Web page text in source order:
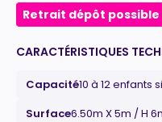
Retrait dépôt possible
CARACTÉRISTIQUES
Capacité10 à 12 enfants
Surface6.50m X 5m / H